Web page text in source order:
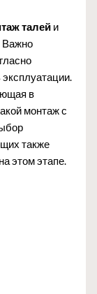
талей и
Важно
эксплуатации.
в
монтаж с
также
этом этапе.